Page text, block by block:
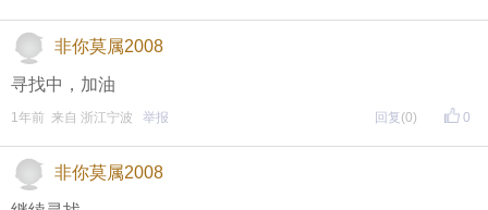
非你莫属2008
寻找中，加油
0
1年前 来自 浙江宁波 举报 回复 (0)
非你莫属2008